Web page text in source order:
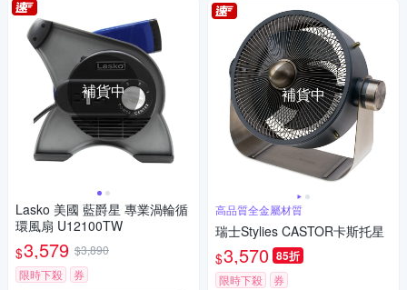
補貨中
Lasko 美國 藍爵星 專業渦輪循
環風扇 U12100TW
$3,579 $3,890
限時下殺
券
補貨中
高品質全金屬材質
瑞士Stylies CASTOR卡斯托星
$3,570 85折
限時下殺 券